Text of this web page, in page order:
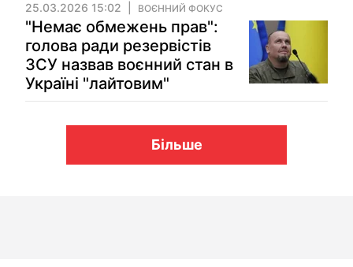
25.03.2026 15:02 ВОЄННИЙ ФОКУС
"Немає обмежень прав":
голова ради резервістів
ЗСУ назвав воєнний стан в
Україні "лайтовим"
Більше